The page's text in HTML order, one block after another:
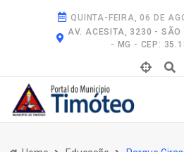
QUINTA-FEIRA, 06 DE
AV. ACESITA, 3230 - SÃO
- MG - CEP: